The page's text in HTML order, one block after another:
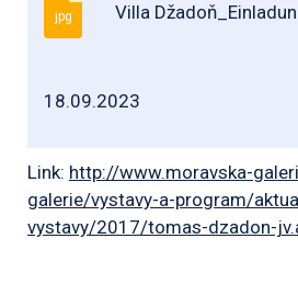
jpg Villa
18.09.2023
Link: http://www.moravska-
galerie/vystavy-a-program/
vystavy/2017/tomas-dzadon-